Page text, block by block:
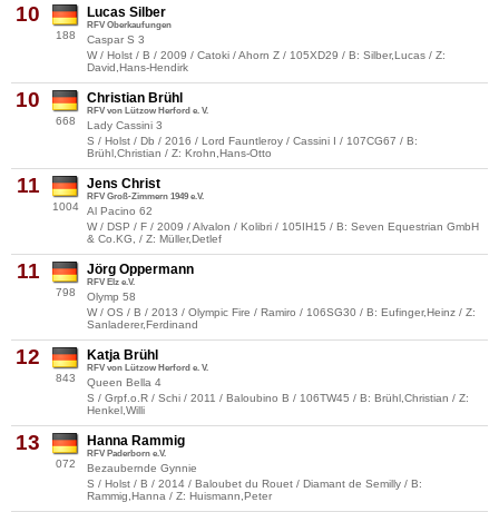
10
188
Lucas Silber
RFV Oberkaufungen
Caspar S 3
W / Holst / B / 2009 / Catoki / Ahorn Z / 105XD29 / B: Silber,Lucas / Z:
David,Hans-Hendirk
10
668
Christian Brühl
RFV von Lützow Herford e. V.
Lady Cassini 3
S / Holst / Db / 2016 / Lord Fauntleroy / Cassini I / 107CG67 / B:
Brühl,Christian / Z: Krohn,Hans-Otto
11
1004
Jens Christ
RFV Groß-Zimmern 1949 e.V.
Al Pacino 62
W / DSP / F / 2009 / Alvalon / Kolibri / 105IH15 / B: Seven Equestrian GmbH
& Co.KG, / Z: Müller,Detlef
11
798
Jörg Oppermann
RFV Elz e.V.
Olymp 58
W / OS / B / 2013 / Olympic Fire / Ramiro / 106SG30 / B: Eufinger,Heinz / Z:
Sanladerer,Ferdinand
12
843
Katja Brühl
RFV von Lützow Herford e. V.
Queen Bella 4
S / Grpf.o.R / Schi / 2011 / Baloubino B / 106TW45 / B: Brühl,Christian / Z:
Henkel,Willi
13
072
Hanna Rammig
RFV Paderborn e.V.
Bezaubernde Gynnie
S / Holst / B / 2014 / Baloubet du Rouet / Diamant de Semilly / B:
Rammig,Hanna / Z: Huismann,Peter